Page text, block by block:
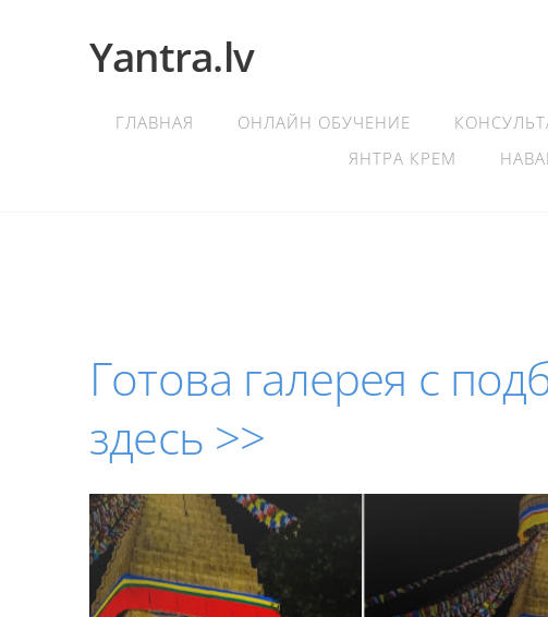
Yantra.lv
ГЛАВНАЯ ОНЛАЙН ОБУЧЕНИЕ
ЯНТРА КРЕМ
Готова галерея с
здесь >>